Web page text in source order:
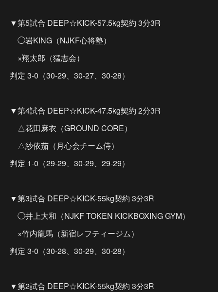
▼第5試合 DEEP☆KICK-57.5kg契約 3分3R
◯岩KING（NJKF心将塾）
×翔太郎（猛志会）
判定 3-0（30-29、30-27、30-28）
▼第4試合 DEEP☆KICK-47.5kg契約 2分3R
△花田麻衣（GROUND CORE）
△紗依茄（月心会チーム侍）
判定 1-0（29-29、30-29、29-29）
▼第3試合 DEEP☆KICK-55kg契約 3分3R
◯井上大和（NJKF TOKEN KICKBOXING GYM）
×竹内龍馬（新宿レフティージム）
判定 3-0（30-28、30-29、30-28）
▼第2試合 DEEP☆KICK-55kg契約 3分3R